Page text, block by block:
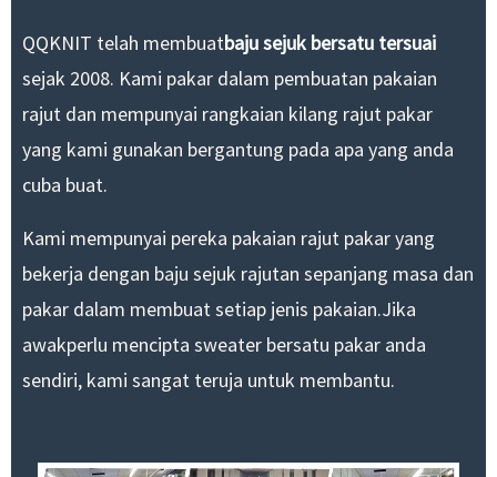
QQKNIT telah membuatbaju sejuk bersatu tersuai
sejak 2008. Kami pakar dalam pembuatan pakaian
rajut dan mempunyai rangkaian kilang rajut pakar
yang kami gunakan bergantung pada apa yang anda
cuba buat.
Kami mempunyai pereka pakaian rajut pakar yang
bekerja dengan baju sejuk rajutan sepanjang masa dan
pakar dalam membuat setiap jenis pakaian.Jika
awakperlu mencipta sweater bersatu pakar anda
sendiri, kami sangat teruja untuk membantu.